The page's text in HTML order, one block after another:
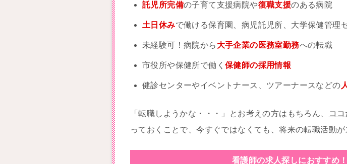
託児所完備の子育て支援病院や復職支援のある病院
土日休みで働ける保育園、病児託児所、大学保健管理
未経験可！病院から 大手企業の医務室勤務への転職
市役所や保健所で働く 保健師の採用情報
健診センターやイベントナース、ツアーナースなどの
「転職しようかな・・・」とお考えの方はもちろん、 コ
っておくことで、今すぐではなくても、将来の転職活動が
看護師の求人探しにおすすめ！